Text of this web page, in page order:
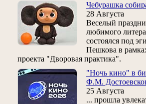
Чебурашка
28 Августа
Веселый
любимого
состоялся под
Пешкова в
проекта "Дворовая практика".
"Ночь кино" в
Ф.М.
25 Августа
... прошла